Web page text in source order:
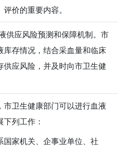
价的重要内容。
供应风险预测和保障机制。市
存情况，结合采血量和临床
应风险，并及时向市卫生健
市卫生健康部门可以进行血液
列工作：
国家机关、企事业单位、社